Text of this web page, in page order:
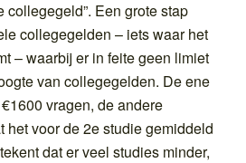
collegegeld”. Een grote stap
collegegelden – iets waar het
– waarbij er in feite geen limiet
van collegegelden. De ene
vragen, de andere
het voor de 2e studie gemiddeld
dat er veel studies minder,